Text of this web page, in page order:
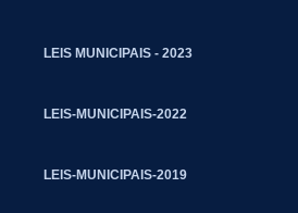
LEIS MUNICIPAIS - 2023
LEIS-MUNICIPAIS-2022
LEIS-MUNICIPAIS-2019